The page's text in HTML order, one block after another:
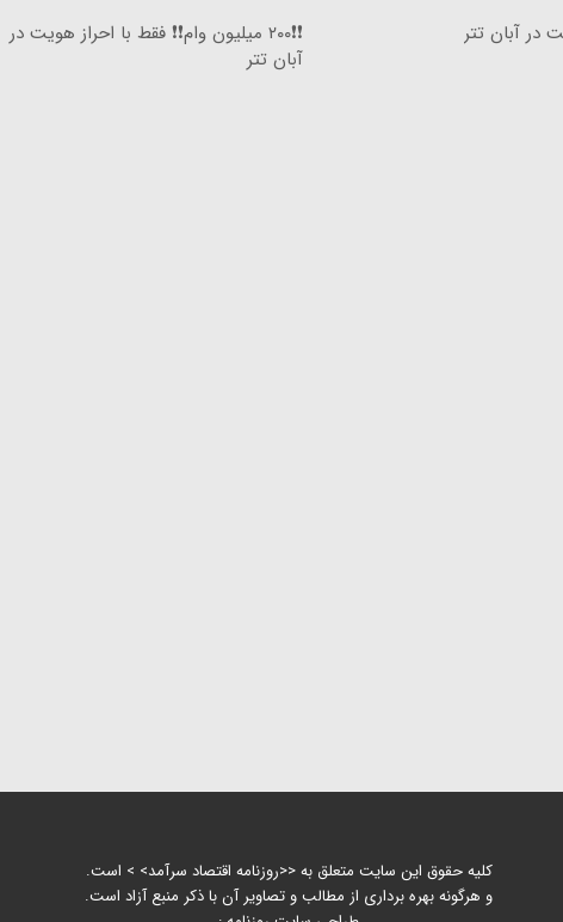
❗❗۲۰۰ میلیون وام❗❗ فقط با احراز هویت در
آبان تتر
کلیه حقوق این سایت متعلق به <<روزنامه اقتصاد سرآمد> > است.
و هرگونه بهره برداری از مطالب و تصاویر آن با ذکر منبع آزاد است.